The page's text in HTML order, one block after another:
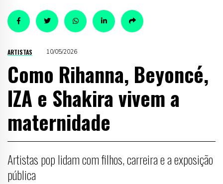
ARTISTAS 10/05/2026
Como Rihanna, Beyoncé,
IZA e Shakira vivem a
maternidade
Artistas pop lidam com filhos, carreira e a exposição
pública